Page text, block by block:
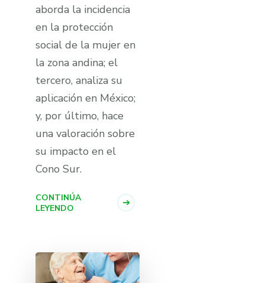
aborda la incidencia
en la protección
social de la mujer en
la zona andina; el
tercero, analiza su
aplicación en México;
y, por último, hace
una valoración sobre
su impacto en el
Cono Sur.
CONTINÚA
LEYENDO